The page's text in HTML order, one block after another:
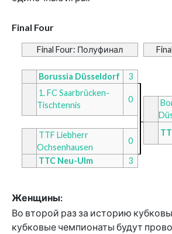
Final Four
Final Four: Полуфинал
Borussia Düsseldorf
3
1. FC Saarbrücken-
Tischtennis
0
TTF Liebherr
Ochsenhausen
0
TTC Neu-Ulm
3
Женщины:
Во второй раз за историю
кубковые чемпионаты будут